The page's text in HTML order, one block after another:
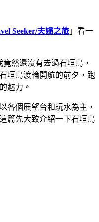
Seeker/夫婦之旅 」看一
然還沒有去過石垣島，
垣島渡輪開航的前夕，跑
魅力。
各個展望台和玩水為主，
篇先大致介紹一下石垣島